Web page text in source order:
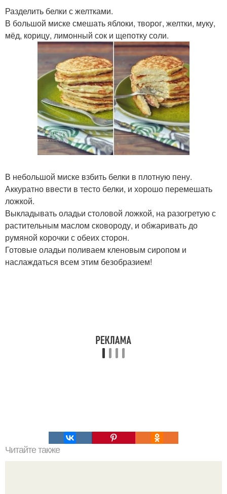
Разделить белки с желтками.
В большой миске смешать яблоки, творог, желтки, муку,
мёд, корицу, лимонный сок и щепотку соли.
В небольшой миске взбить белки в плотную пену.
Аккуратно ввести в тесто белки, и хорошо перемешать
ложкой.
Выкладывать оладьи столовой ложкой, на разогретую с
растительным маслом сковороду, и обжаривать до
румяной корочки с обеих сторон.
Готовые оладьи поливаем кленовым сиропом и
наслаждаться всем этим безобразием!
Читайте также